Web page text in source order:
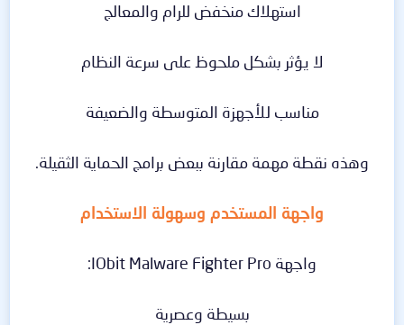
استهلاك منخفض للرام والمعالج
لا يؤثر بشكل ملحوظ على سرعة النظام
مناسب للأجهزة المتوسطة والضعيفة
وهذه نقطة مهمة مقارنة ببعض برامج الحماية الثقيلة.
واجهة المستخدم وسهولة الاستخدام
واجهة IObit Malware Fighter Pro:
بسيطة وعصرية